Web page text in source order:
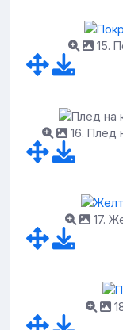
15.
16. Плед
17.